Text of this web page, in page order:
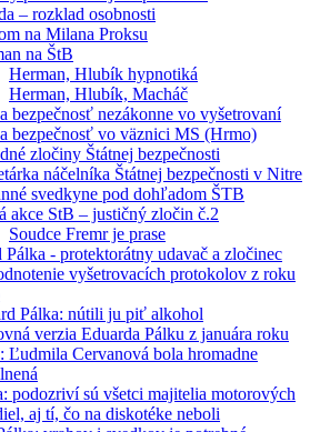
– rozklad osobnosti
na Milana Proksu
na ŠtB
Herman, Hlubík hypnotiká
Herman, Hlubík, Macháč
bezpečnosť nezákonne vo vyšetrovaní
bezpečnosť vo väznici MS (Hrmo)
zločiny Štátnej bezpečnosti
náčelníka Štátnej bezpečnosti v Nitre
svedkyne pod dohľadom ŠTB
akce StB – justičný zločin č.2
Soudce Fremr je prase
Pálka - protektorátny udavač a zločinec
vyšetrovacích protokolov z roku
Pálka: nútili ju piť alkohol
verzia Eduarda Pálku z januára roku
Ľudmila Cervanová bola hromadne
podozriví sú všetci majitelia motorových
aj tí, čo na diskotéke neboli